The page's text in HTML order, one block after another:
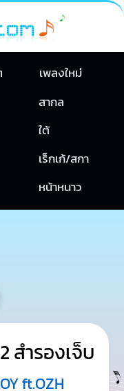
เพลงใหม่
สากล
ใต้
เร็กเก้/สกา
หน้าหนาว
สำรองเจ็บ
ft.OZH